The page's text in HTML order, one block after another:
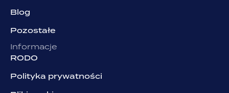
Blog
Pozostałe
Informacje
RODO
Polityka prywatności